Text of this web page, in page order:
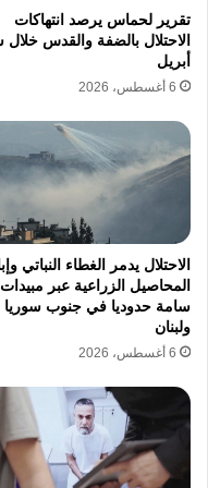
وهي التهم التي
الإسرائيلي ذريعة
من ممارسة مهامهم
تسببت حرب الإبادة
ارتقاء
بالمئة من البنى
تقارير الأمم
الإنسانية التي
تقرير لحماس يرصد انتهاكات
الاحتلال بالضفة والقدس خلال
أبريل
6 أغسطس، 2026
الاحتلال يدمر الغطاء النباتي
المحاصيل الزراعية عبر مبيدات
سامة حدوديا في جنوب سوريا
ولبنان
6 أغسطس، 2026